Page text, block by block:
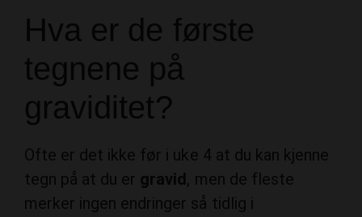
Hva er de første
tegnene på
graviditet?
Ofte er det ikke før i uke 4 at du kan kjenne
tegn på at du er gravid, men de fleste
merker ingen endringer så tidlig i